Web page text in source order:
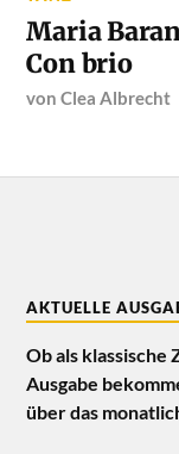
Maria
Con brio
vonClea Albrecht
AKTUELLE
Ob als
Ausgabe
über das